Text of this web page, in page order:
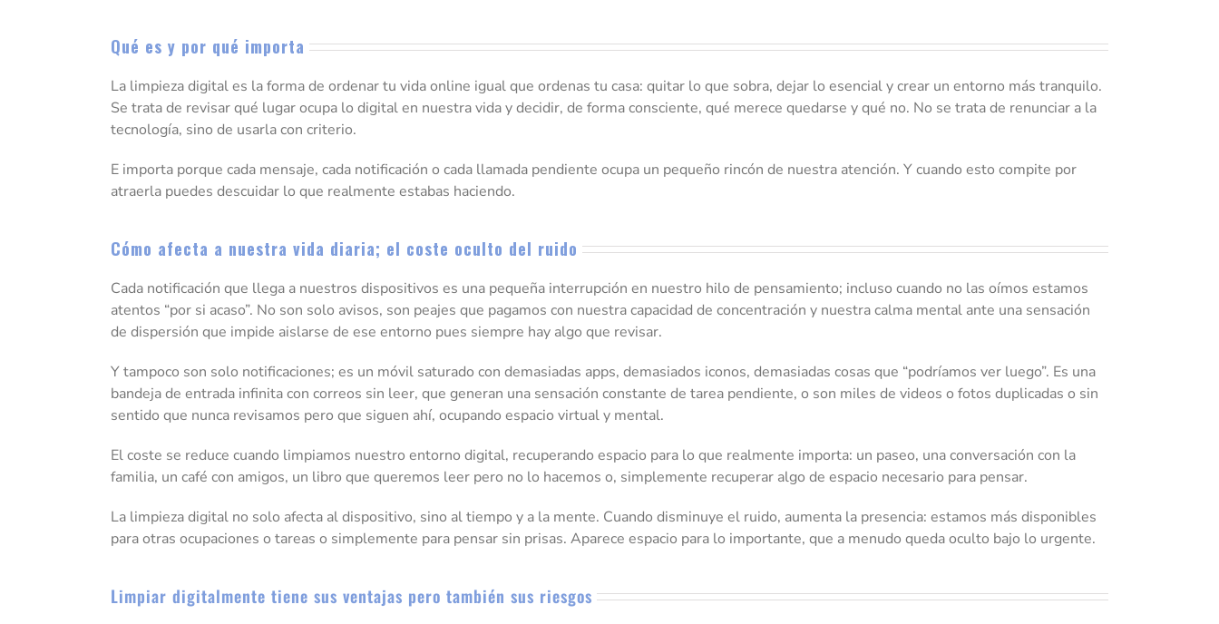
Qué es y por qué importa
La limpieza digital es la forma de ordenar tu vida online igual que ordenas tu casa: quitar lo que sobra, dejar lo esencial y crear un entorno más tranquilo.
Se trata de revisar qué lugar ocupa lo digital en nuestra vida y decidir, de forma consciente, qué merece quedarse y qué no. No se trata de renunciar a la
tecnología, sino de usarla con criterio.
E importa porque cada mensaje, cada notificación o cada llamada pendiente ocupa un pequeño rincón de nuestra atención. Y cuando esto compite por
atraerla puedes descuidar lo que realmente estabas haciendo.
Cómo afecta a nuestra vida diaria; el coste oculto del ruido
Cada notificación que llega a nuestros dispositivos es una pequeña interrupción en nuestro hilo de pensamiento; incluso cuando no las oímos estamos
atentos “por si acaso”. No son solo avisos, son peajes que pagamos con nuestra capacidad de concentración y nuestra calma mental ante una sensación
de dispersión que impide aislarse de ese entorno pues siempre hay algo que revisar.
Y tampoco son solo notificaciones; es un móvil saturado con demasiadas apps, demasiados iconos, demasiadas cosas que “podríamos ver luego”. Es una
bandeja de entrada infinita con correos sin leer, que generan una sensación constante de tarea pendiente, o son miles de videos o fotos duplicadas o sin
sentido que nunca revisamos pero que siguen ahí, ocupando espacio virtual y mental.
El coste se reduce cuando limpiamos nuestro entorno digital, recuperando espacio para lo que realmente importa: un paseo, una conversación con la
familia, un café con amigos, un libro que queremos leer pero no lo hacemos o, simplemente recuperar algo de espacio necesario para pensar.
La limpieza digital no solo afecta al dispositivo, sino al tiempo y a la mente. Cuando disminuye el ruido, aumenta la presencia: estamos más disponibles
para otras ocupaciones o tareas o simplemente para pensar sin prisas. Aparece espacio para lo importante, que a menudo queda oculto bajo lo urgente.
Limpiar digitalmente tiene sus ventajas pero también sus riesgos